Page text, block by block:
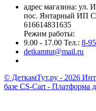
адрес магазина: ул.
пос. Янтарный ИП
616614831635
Режим работы:
9.00 - 17.00 Тел.: 8-
detkamtut@mail.ru
© ДеткамТут.ру - 2026
базе CS-Cart - Платформа